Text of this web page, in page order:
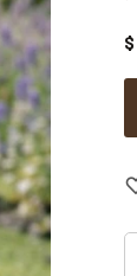
$